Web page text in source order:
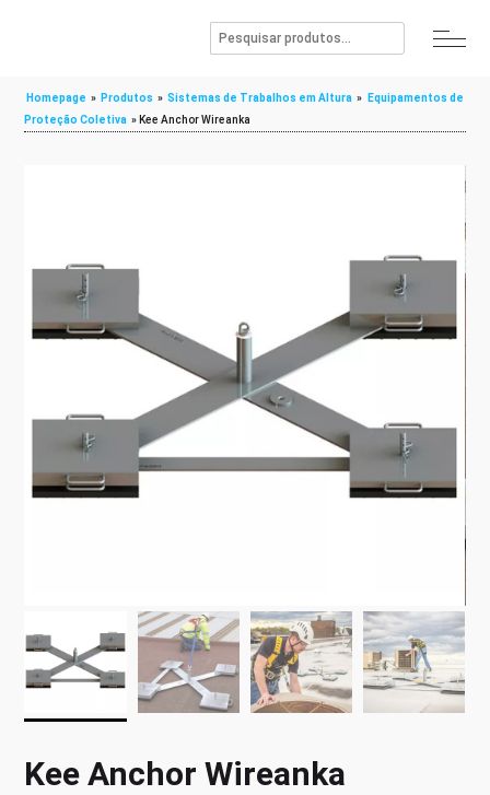
Homepage » Produtos » Sistemas de Trabalhos em Altura »
Equipamentos de
Proteção Coletiva » Kee Anchor Wireanka
Kee Anchor Wireanka